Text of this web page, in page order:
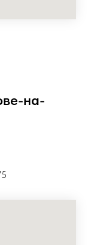
на-